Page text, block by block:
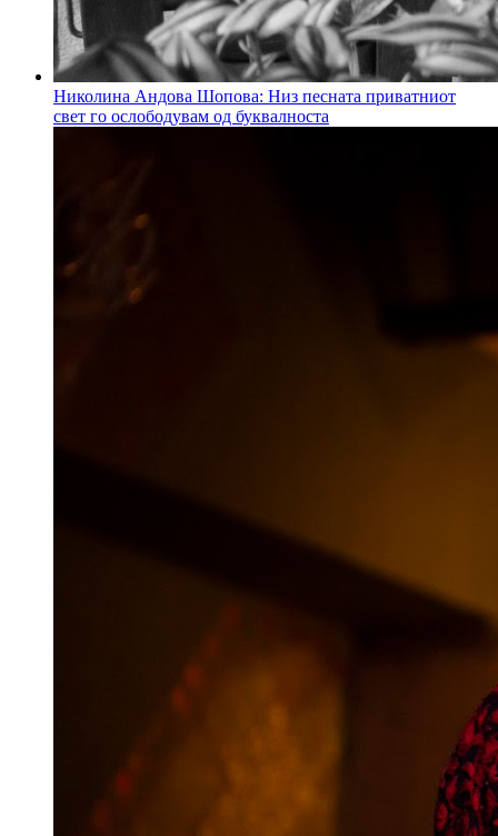
Николина Андова Шопова: Низ песната приватниот
свет го ослободувам од буквалноста